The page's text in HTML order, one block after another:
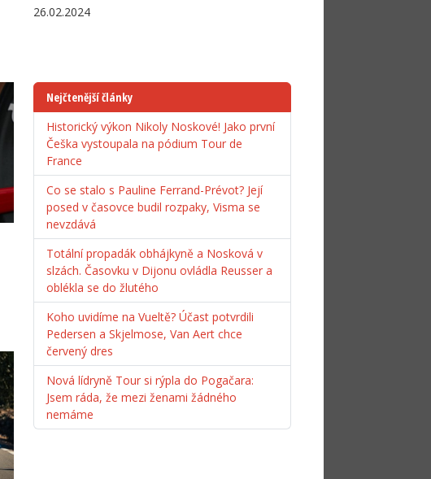
26.02.2024
Nejčtenější články
Historický výkon Nikoly Noskové! Jako první
Češka vystoupala na pódium Tour de
France
Co se stalo s Pauline Ferrand-Prévot? Její
posed v časovce budil rozpaky, Visma se
nevzdává
Totální propadák obhájkyně a Nosková v
slzách. Časovku v Dijonu ovládla Reusser a
oblékla se do žlutého
Koho uvidíme na Vueltě? Účast potvrdili
Pedersen a Skjelmose, Van Aert chce
červený dres
Nová lídryně Tour si rýpla do Pogačara:
Jsem ráda, že mezi ženami žádného
nemáme